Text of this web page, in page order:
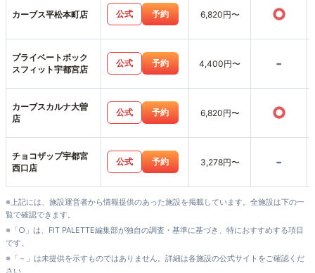
カーブス平松本町店 公式 予約 6,820円〜 ○
プライベートボック
スフィット宇都宮店
公式 予約 4,400円〜 -
カーブスカルナ大曽
店
公式 予約 6,820円〜 ○
チョコザップ宇都宮
西口店
公式 予約 3,278円〜 -
※上記には、施設運営者から情報提供のあった施設を掲載しています。全施設は下の一
覧で確認できます。
※「○」は、FIT PALETTE編集部が独自の調査・基準に基づき、特におすすめする項目
です。
※「－」は未提供を示すものではありません。詳細は各施設の公式サイトをご確認くだ